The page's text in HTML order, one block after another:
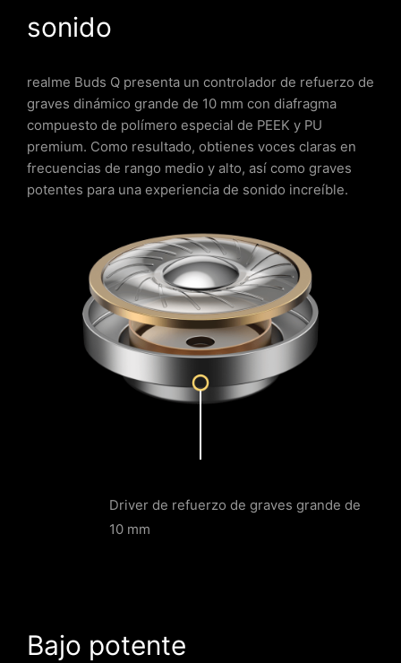
sonido
realme Buds Q presenta un controlador de refuerzo de
graves dinámico grande de 10 mm con diafragma
compuesto de polímero especial de PEEK y PU
premium. Como resultado, obtienes voces claras en
frecuencias de rango medio y alto, así como graves
potentes para una experiencia de sonido increíble.
Driver de refuerzo de graves grande de
10 mm
Bajo potente